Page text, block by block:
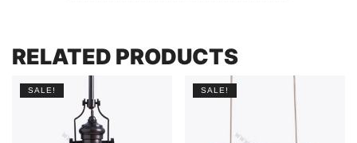
RELATED PRODUCTS
SALE! SALE!